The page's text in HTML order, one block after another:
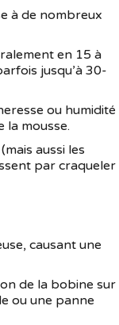
à de nombreux
en 15 à
jusqu’à 30-
ou humidité
la mousse.
aussi les
par craqueler
causant une
de la bobine sur
ou une panne